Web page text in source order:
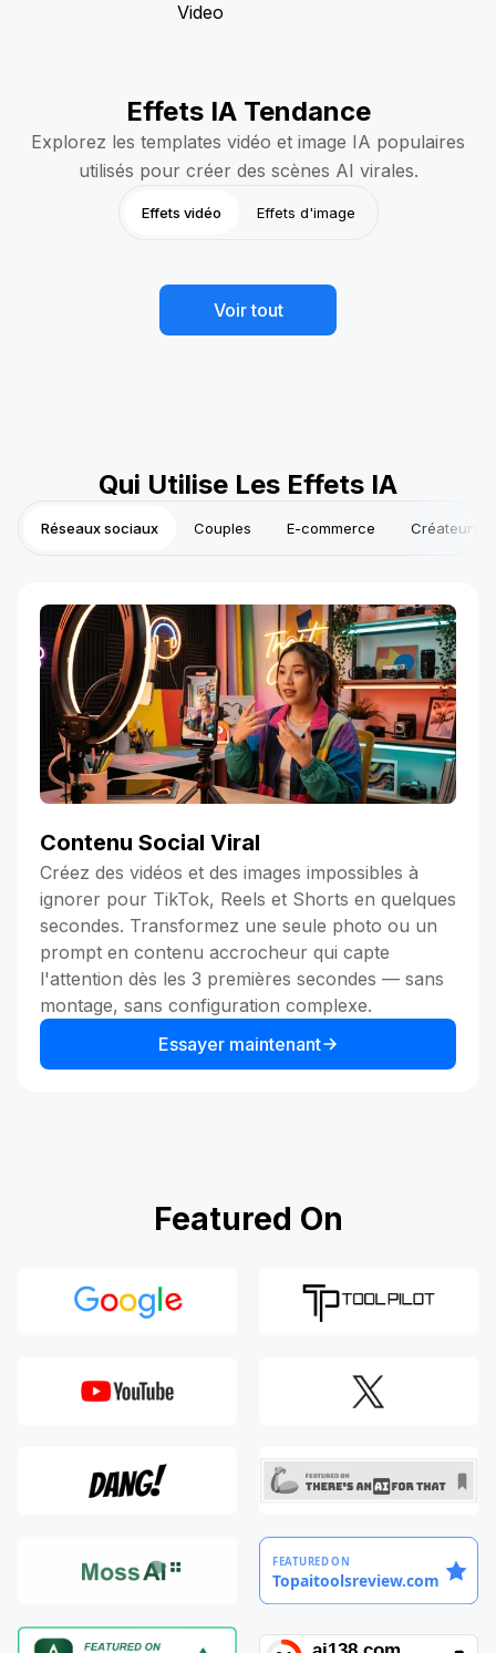
Effets IA Tendance
Explorez les templates vidéo et image IA populaires
utilisés pour créer des scènes AI virales.
Effets vidéo Effets d'image
Hot Combat IA
Bullet Time
Chauve IA Swipe
Voir tout
Qui Utilise Les Effets IA
Réseaux sociaux Couples E-commerce Créateurs
Contenu Social Viral
Créez des vidéos et des images impossibles à
ignorer pour TikTok, Reels et Shorts en quelques
secondes. Transformez une seule photo ou un
prompt en contenu accrocheur qui capte
l'attention dès les 3 premières secondes — sans
montage, sans configuration complexe.
Essayer maintenant
Featured On